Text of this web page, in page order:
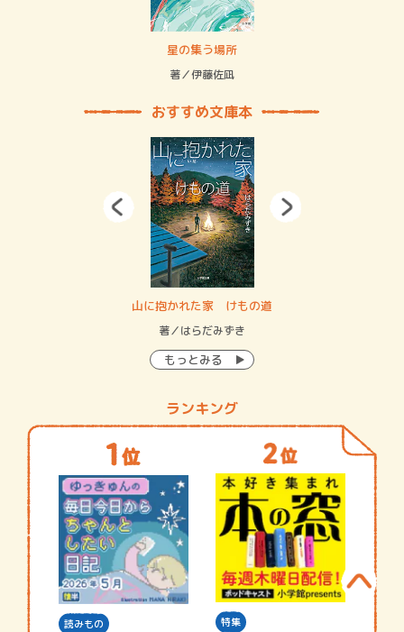
星の集う場所
著／伊藤佐凪
おすすめ文庫本
山に抱かれた家 けもの道
著／はらだみずき
もっとみる
ランキング
読みもの 特集